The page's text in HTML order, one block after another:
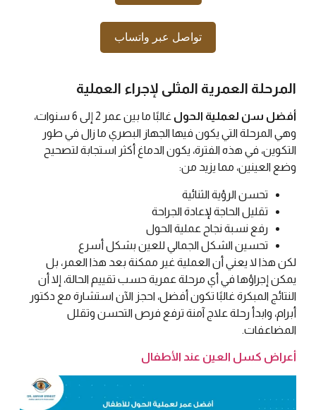
تواصل عبر واتساب
المرحلة العمرية المثلى لإجراء العملية
أفضل سن لعملية الحول
غالبًا ما بين عمر 2 إلى 6 سنوات،
وهي المرحلة التي يكون فيها الجهاز البصري ما زال في طور
التكوين، في هذه الفترة، يكون الدماغ أكثر استجابة لتصحيح
وضع العينين، مما يزيد من:
تحسن الرؤية الثنائية
تقليل الحاجة لإعادة الجراحة
رفع نسبة نجاح عملية الحول
تحسين الشكل الجمالي للعين بشكل أسرع
لكن هذا لا يعني أن العملية غير ممكنة بعد هذا العمر، بل
يمكن إجراؤها في أي مرحلة عمرية حسب تقييم الحالة، إلا أن
النتائج المبكرة غالبًا تكون أفضل، احجز الآن استشارة مع دكتور
أبرام، وابدأ رحلة علاج آمنة ترفع فرص التحسن وتقلل
المضاعفات.
أعراض كسل العين عند الأطفال